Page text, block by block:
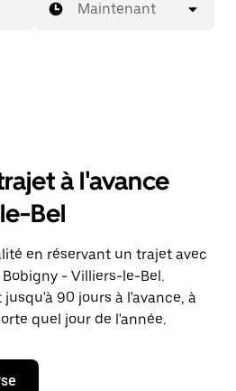
Maintenant
à l'avance
Bel
en réservant un trajet avec
- Villiers-le-Bel.
90 jours à l'avance, à
quel jour de l'année.